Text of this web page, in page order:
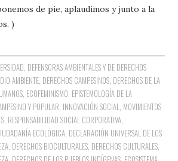
de pie, aplaudimos y junto a la
)
DEFENSORAS AMBIENTALES Y DE DERECHOS
AMBIENTE DERECHOS CAMPESINOS DERECHOS DE LA
ECOFEMINISMO EPISTEMOLOGÍA DE LA
Y POPULAR INNOVACIÓN SOCIAL MOVIMIENTOS
RESPONSABILIDAD SOCIAL CORPORATIVA
ECOLÓGICA, DECLARACIÓN UNIVERSAL DE LOS
DERECHOS BIOCULTURALES DERECHOS CULTURALES